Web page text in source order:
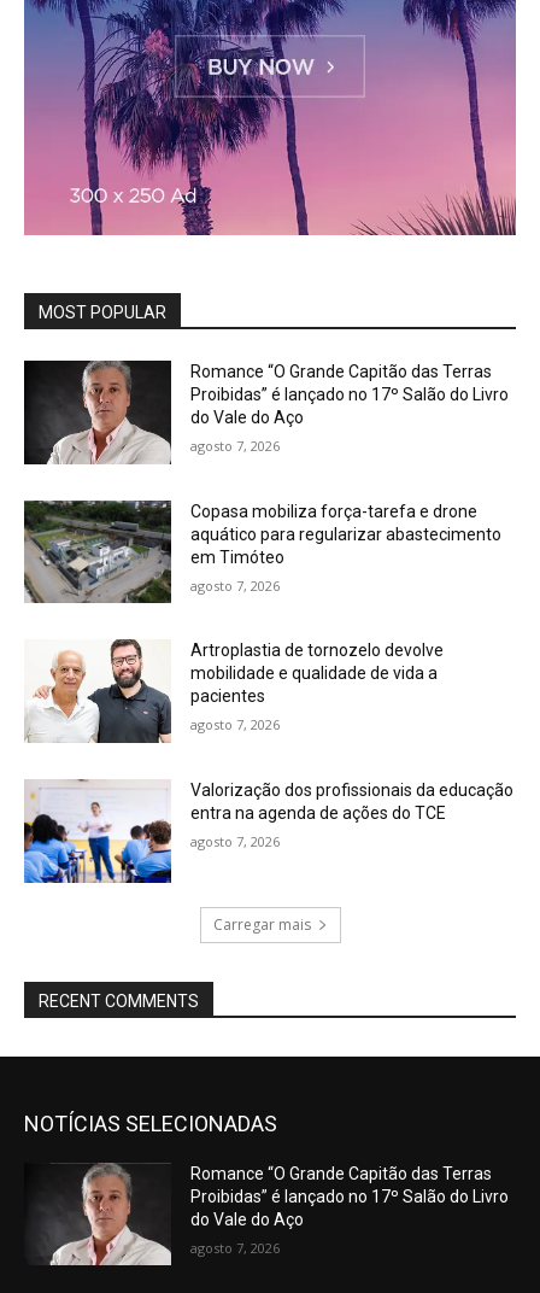
MOST POPULAR
Romance “O Grande Capitão das Terras
Proibidas” é lançado no 17º Salão do Livro
do Vale do Aço
agosto 7, 2026
Copasa mobiliza força-tarefa e drone
aquático para regularizar abastecimento
em Timóteo
agosto 7, 2026
Artroplastia de tornozelo devolve
mobilidade e qualidade de vida a
pacientes
agosto 7, 2026
Valorização dos profissionais da educação
entra na agenda de ações do TCE
agosto 7, 2026
Carregar mais
RECENT COMMENTS
NOTÍCIAS SELECIONADAS
Romance “O Grande Capitão das Terras
Proibidas” é lançado no 17º Salão do Livro
do Vale do Aço
agosto 7, 2026